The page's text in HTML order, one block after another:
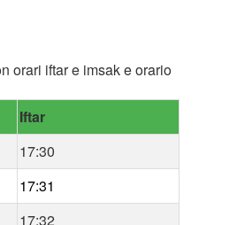
orari iftar e imsak e orario
Iftar
17:30
17:31
17:32